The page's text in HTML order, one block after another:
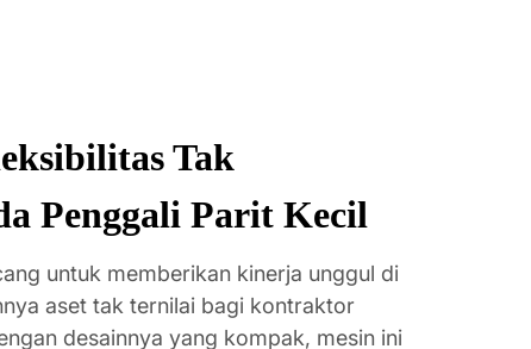
Tak
Penggali Parit Kecil
untuk memberikan kinerja unggul di
aset tak ternilai bagi kontraktor
desainnya yang kompak, mesin ini